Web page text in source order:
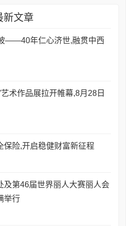
新文章
——40年仁心济世,融贯中西
术作品展拉开帷幕,8月28日
保险,开启稳健财富新征程
及第46届世界丽人大赛丽人会
举行